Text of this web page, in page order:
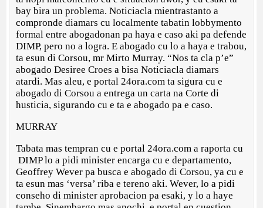
bay bira un problema. Noticiacla mientrastanto a
compronde diamars cu localmente tabatin lobbymento
formal entre abogadonan pa haya e caso aki pa defende
DIMP, pero no a logra. E abogado cu lo a haya e trabou,
ta esun di Corsou, mr Mirto Murray. “Nos ta cla p’e”
abogado Desiree Croes a bisa Noticiacla diamars
atardi. Mas aleu, e portal 24ora.com ta sigura cu e
abogado di Corsou a entrega un carta na Corte di
husticia, sigurando cu e ta e abogado pa e caso.
MURRAY
Tabata mas tempran cu e portal 24ora.com a raporta cu
DIMP lo a pidi minister encarga cu e departamento,
Geoffrey Wever pa busca e abogado di Corsou, ya cu e
ta esun mas ‘versa’ riba e tereno aki. Wever, lo a pidi
conseho di minister aprobacion pa esaki, y lo a haye